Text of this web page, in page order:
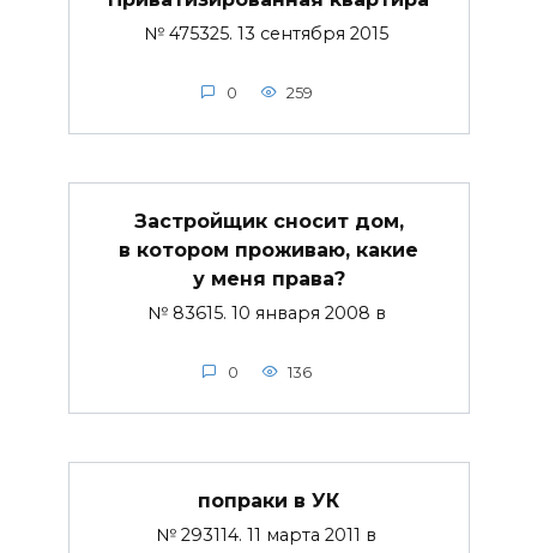
№ 475325. 13 сентября 2015
0 259
Застройщик сносит дом,
в котором проживаю, какие
у меня права?
№ 83615. 10 января 2008 в
0 136
попраки в УК
№ 293114. 11 марта 2011 в